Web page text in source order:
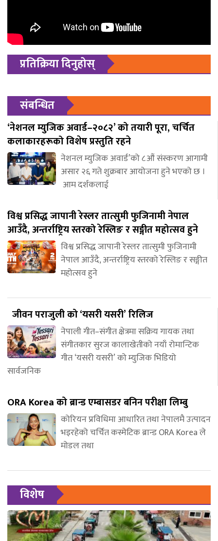
प्रतिक्रिया दिनुहोस्
संबन्धित
‘नेशनल म्युजिक अवार्ड–२०८२’ को तयारी पूरा, चर्चित
कलाकारहरूको विशेष प्रस्तुति रहने
नेशनल म्युजिक अवार्ड’को ८औं संस्करण आगामी
असार २६ गते शुक्रबार आयोजना हुने भएको छ ।
आम दर्शकलाई
विश्व प्रसिद्ध जापानी रेस्लर तात्सुमी फुजिनामी नेपाल
आउँदै, अन्तर्राष्ट्रिय स्तरको रेस्लिङ र सङ्गीत महोत्सव हुने
विश्व प्रसिद्ध जापानी रेस्लर तात्सुमी फुजिनामी
नेपाल आउँदै, अन्तर्राष्ट्रिय स्तरको रेस्लिङ र सङ्गीत
महोत्सव हुने
जीवन पराजुली को ‘यसरी यसरी’ रिलिज
नेपाली गीत–संगीत क्षेत्रमा सक्रिय गायक तथा
संगीतकार सुरज कालाखेतीको नयाँ रोमान्टिक
गीत ‘यसरी यसरी’ को म्युजिक भिडियो
सार्वजनिक
ORA Korea को ब्रान्ड एम्बासडर बनिन परीक्षा लिम्बु
कोरियन प्रविधिमा आधारित तथा नेपालमै उत्पादन
भइरहेको चर्चित कस्मेटिक ब्रान्ड ORA Korea ले
मोडल तथा
विशेष